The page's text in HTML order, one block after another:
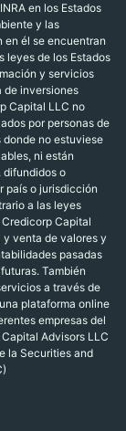
en los Estados
y las
en él se encuentran
leyes de los Estados
y servicios
de inversiones
Capital LLC no
por personas de
no estuviese
ni están
difundidos o
país o jurisdicción
a las leyes
Capital
y venta de valores y
pasadas
También
a través de
plataforma online
empresas del
Advisors LLC
la Securities and